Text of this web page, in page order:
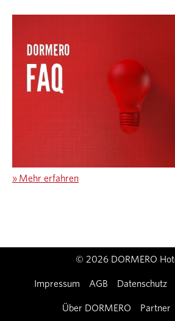
» Mehr erfahren
© 2026 DORMERO
Impressum AGB Datenschutz
Über DORMERO Partner